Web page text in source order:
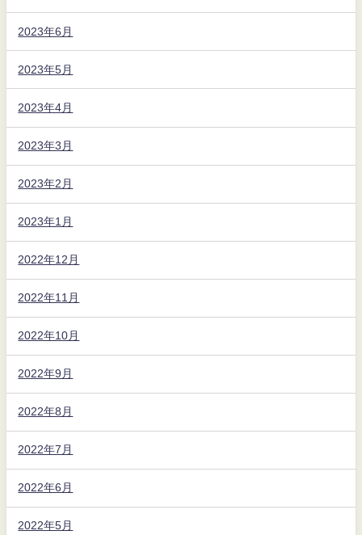
2023年6月
2023年5月
2023年4月
2023年3月
2023年2月
2023年1月
2022年12月
2022年11月
2022年10月
2022年9月
2022年8月
2022年7月
2022年6月
2022年5月